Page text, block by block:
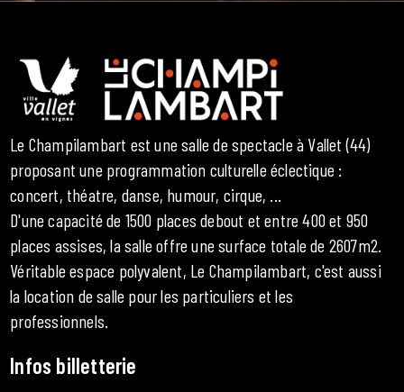
Le Champilambart est une salle de spectacle à Vallet (44)
proposant une programmation culturelle éclectique :
concert, théatre, danse, humour, cirque, ...
D'une capacité de 1500 places debout et entre 400 et 950
places assises, la salle offre une surface totale de 2607m2.
Véritable espace polyvalent, Le Champilambart, c'est aussi
la location de salle pour les particuliers et les
professionnels.
Infos billetterie